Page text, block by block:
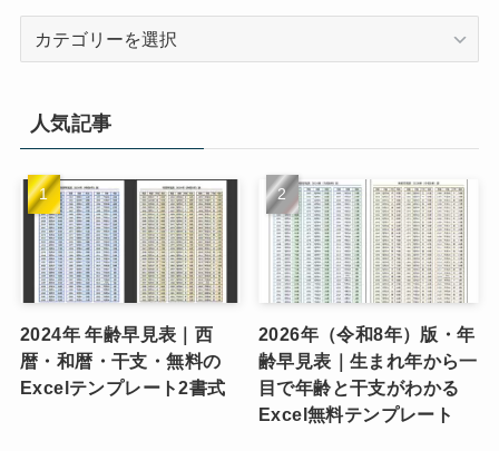
ー
人気記事
2024年 年齢早見表｜西
暦・和暦・干支・無料の
Excelテンプレート2書式
2026年（令和8年）版・年
齢早見表｜生まれ年から一
目で年齢と干支がわかる
Excel無料テンプレート